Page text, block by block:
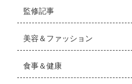
「結婚式までの期限が
い…」 「一人だとどう
しまう…」
そんな不安を抱えてい
監修記事
美容＆ファッション
食事＆健康